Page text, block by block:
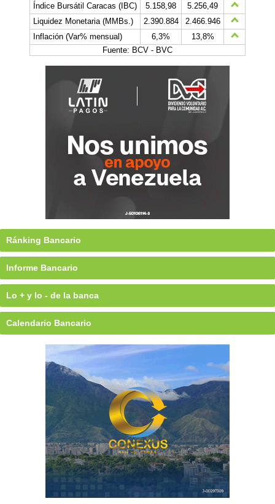
Índice Bursátil Caracas (IBC)
5.158,98
5.256,49
Liquidez Monetaria (MMBs.)
2.390.884
2.466.946
Inflación (Var% mensual)
6,3%
13,8%
Fuente: BCV - BVC
Ránking Bancario
Informe Bancario
Lo + y lo - de la banca
Calendario Bancario